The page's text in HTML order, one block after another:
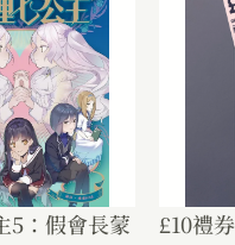
5：假會長蒙
£10禮券